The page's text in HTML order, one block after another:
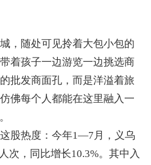
随处可见拎着大包小包的
着孩子一边游览一边挑选商
批发商面孔，而是洋溢着旅
佛每个人都能在这里融入一
热度：今年1—7月，义乌
次，同比增长10.3%。其中入